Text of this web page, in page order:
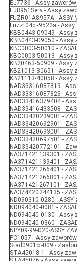
EJ7736 - Assy zaworów
EJ8951Serv - Assy
FUZR01A8957A - ASSY
Fuzzt04c -9522a -
KBB0443-09049 - Assy
KBB0443-09050 - Assy
KBC0003-50010 -
KBC0003-50013 - Assy
KB20463-60909 - Assy
KB21013-30651 - Assy
KB21113-40058 - Assy
NAD33316087819 -
NAD33316087823 -
NAD33416379404 -
NAD33416433508 -
NAD33420239001 -
NAD33420692901 -
NAD33420693001 -
NAD33420697501 -
NAD33420772101 -
NA371421139301 -
NA371421139401 -
NA371421266401 -
NA371421266801 -
NA371421267101 -
NA374420244135 -
ND090310-0280 - ASSY
ND094040-0081 -
ND094040-0130 - Assy
ND094040-0360 -
NPY09-99-020-ASSY
PC1057 - Assy zaworów
Stad0901c -009 -
STA45018-1 - Assy